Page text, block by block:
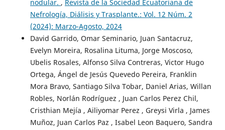
nodular. , Revista de la Sociedad Ecuatoriana de
Nefrología, Diálisis y Trasplante.: Vol. 12 Núm. 2
(2024): Marzo-Agosto, 2024
David Garrido, Omar Seminario, Juan Santacruz,
Evelyn Moreira, Rosalina Lituma, Jorge Moscoso,
Ubelis Rosales, Alfonso Silva Contreras, Victor Hugo
Ortega, Ángel de Jesús Quevedo Pereira, Franklin
Mora Bravo, Santiago Silva Tobar, Daniel Arias, Willan
Robles, Norlán Rodríguez , Juan Carlos Perez Chil,
Cristhian Mejía , Ailiyomar Perez , Greysi Virla , James
Muñoz, Juan Carlos Paz , Isabel Leon Baquero, Sandra